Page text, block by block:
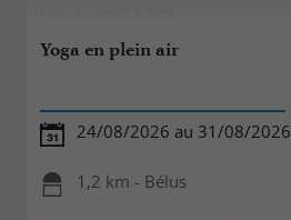
Yoga en plein air
24/08/2026 au 31/08/2026
1,2 km - Bélus